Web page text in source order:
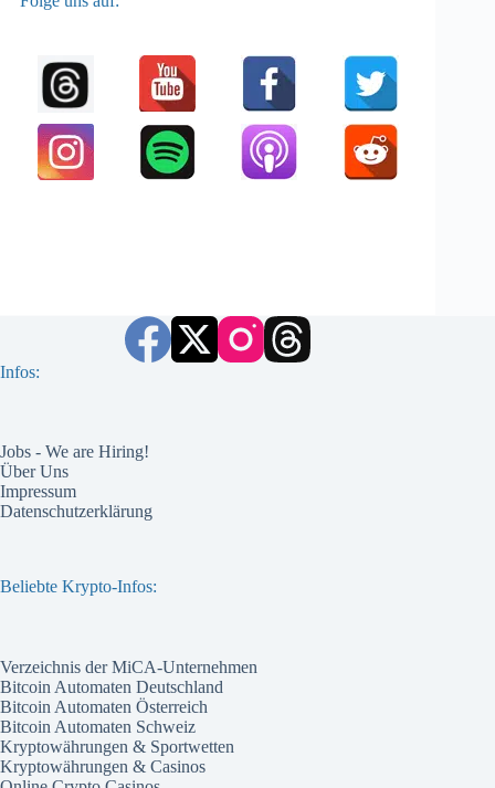
Infos:
Jobs - We are Hiring!
Über Uns
Impressum
Datenschutzerklärung
Beliebte Krypto-Infos:
Verzeichnis der MiCA-Unternehmen
Bitcoin Automaten Deutschland
Bitcoin Automaten Österreich
Bitcoin Automaten Schweiz
Kryptowährungen & Sportwetten
Kryptowährungen & Casinos